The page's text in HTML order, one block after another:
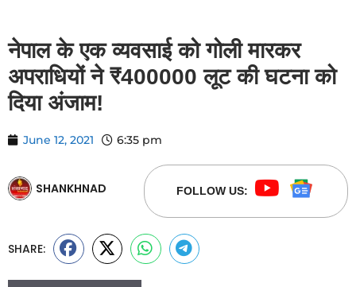
नेपाल के एक व्यवसाई को गोली मारकर
अपराधियों ने ₹400000 लूट की घटना को
दिया अंजाम!
June 12, 2021 6:35 pm
SHANKHNAD FOLLOW US:
SHARE: